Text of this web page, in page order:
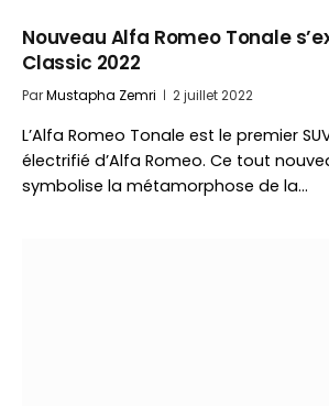
Nouveau Alfa Romeo Tonale
Classic 2022
ParMustapha Zemri 2 juillet 2022
L’Alfa Romeo Tonale est le premier
électrifié d’Alfa Romeo. Ce tout
symbolise la métamorphose de la…